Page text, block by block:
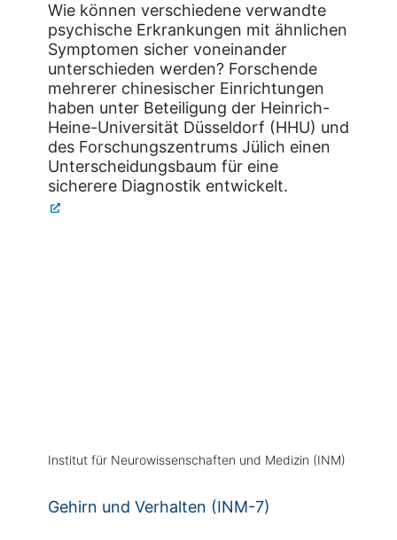
Wie können verschiedene verwandte
psychische Erkrankungen mit ähnlichen
Symptomen sicher voneinander
unterschieden werden? Forschende
mehrerer chinesischer Einrichtungen
haben unter Beteiligung der Heinrich-
Heine-Universität Düsseldorf (HHU) und
des Forschungszentrums Jülich einen
Unterscheidungsbaum für eine
sicherere Diagnostik entwickelt.
Institut für Neurowissenschaften und Medizin (INM)
Gehirn und Verhalten (INM-7)